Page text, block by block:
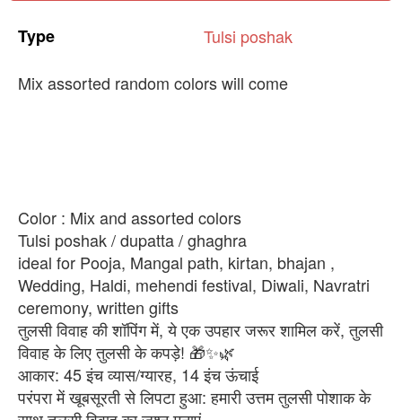
Type Tulsi poshak
Mix assorted random colors will come
Color : Mix and assorted colors
Tulsi poshak / dupatta / ghaghra
ideal for Pooja, Mangal path, kirtan, bhajan ,
Wedding, Haldi, mehendi festival, Diwali, Navratri
ceremony, written gifts
तुलसी विवाह की शॉपिंग में, ये एक उपहार जरूर शामिल करें, तुलसी
विवाह के लिए तुलसी के कपड़े! 🎁✨🌿
आकार: 45 इंच व्यास/ग्यारह, 14 इंच ऊंचाई
परंपरा में खूबसूरती से लिपटा हुआ: हमारी उत्तम तुलसी पोशाक के